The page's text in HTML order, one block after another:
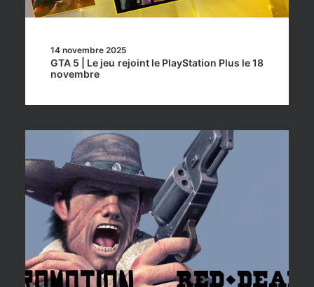
14 novembre 2025
GTA 5 | Le jeu rejoint le PlayStation Plus le 18
novembre